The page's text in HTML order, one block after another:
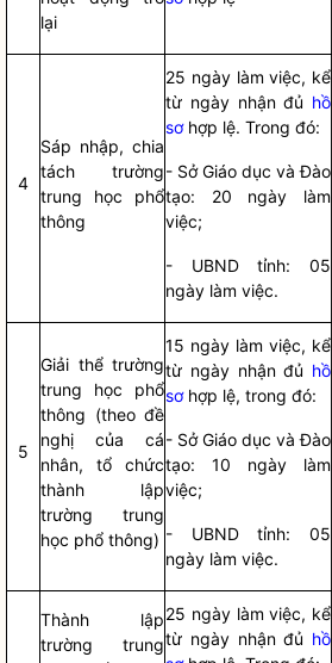
lại
4
Sáp nhập, chia
tách trường
trung học phổ
thông
25 ngày làm việc, kể
từ ngày nhận đủ hồ
sơhợp lệ. Trong đó:
- Sở Giáo dục và Đào
tạo: 20 ngày làm
việc;
- UBND tỉnh: 05
ngày làm việc.
5
Giải thể trường
trung học phổ
thông (theo đề
nghị của cá
nhân, tổ chức
thành lập
trường trung
học phổ thông)
15 ngày làm việc, kể
từ ngày nhận đủ hồ
sơhợp lệ, trong đó:
- Sở Giáo dục và Đào
tạo: 10 ngày làm
việc;
- UBND tỉnh: 05
ngày làm việc.
Thành lập
trường trung
25 ngày làm việc, kể
từ ngày nhận đủ hồ